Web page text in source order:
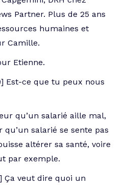
Partner. Plus de 25 ans
humaines et
Camille.
Etienne.
Est-ce que tu peux nous
qu’un salarié aille mal,
qu’un salarié se sente pas
altérer sa santé, voire
par exemple.
Ça veut dire quoi un